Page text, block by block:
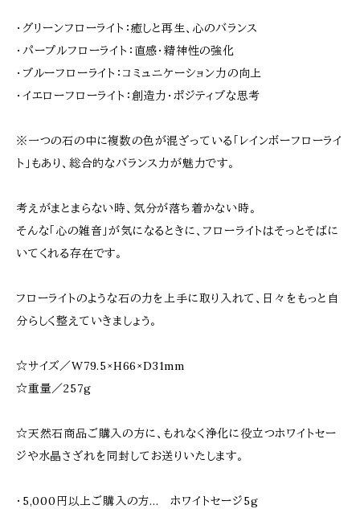
・グリーンフローライト：癒しと再生、心のバランス
・パープルフローライト：直感・精神性の強化
・ブルーフローライト：コミュニケーション力の向上
・イエローフローライト：創造力・ポジティブな思考
※一つの石の中に複数の色が混ざっている「レインボーフローライ
ト」もあり、総合的なバランス力が魅力です。
考えがまとまらない時、気分が落ち着かない時。
そんな「心の雑音」が気になるときに、フローライトはそっとそばに
いてくれる存在です。
フローライトのような石の力を上手に取り入れて、日々をもっと自
分らしく整えていきましょう。
☆サイズ／W79.5×H66×D31mm
☆重量／257g
☆天然石商品ご購入の方に、もれなく浄化に役立つホワイトセー
ジや水晶さざれを同封してお送りいたします。
・5,000円以上ご購入の方... ホワイトセージ5g